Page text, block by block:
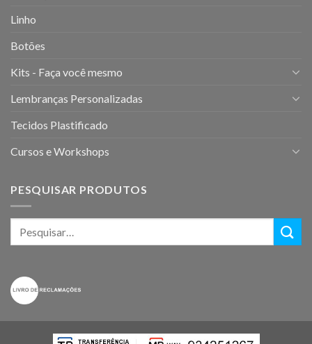
Linho
Botões
Kits - Faça você mesmo
Lembranças Personalizadas
Tecidos Plastificado
Cursos e Workshops
PESQUISAR PRODUTOS